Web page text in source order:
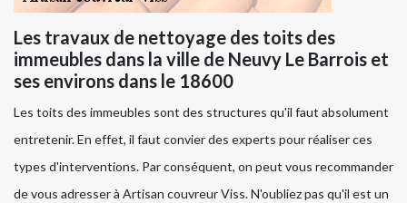
Les travaux de nettoyage des toits des
immeubles dans la ville de Neuvy Le Barrois et
ses environs dans le 18600
Les toits des immeubles sont des structures qu'il faut absolument
entretenir. En effet, il faut convier des experts pour réaliser ces
types d'interventions. Par conséquent, on peut vous recommander
de vous adresser à Artisan couvreur Viss. N'oubliez pas qu'il est un